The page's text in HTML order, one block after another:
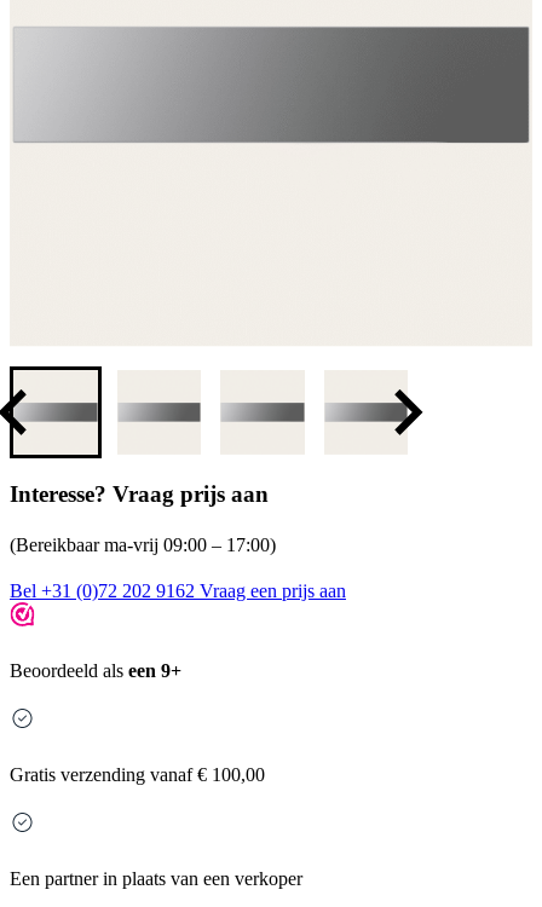
Interesse? Vraag prijs aan
(Bereikbaar ma-vrij 09:00 – 17:00)
Bel +31 (0)72 202 9162 Vraag een prijs aan
Beoordeeld als een 9+
Gratis verzending vanaf € 100,00
Een partner in plaats van een verkoper